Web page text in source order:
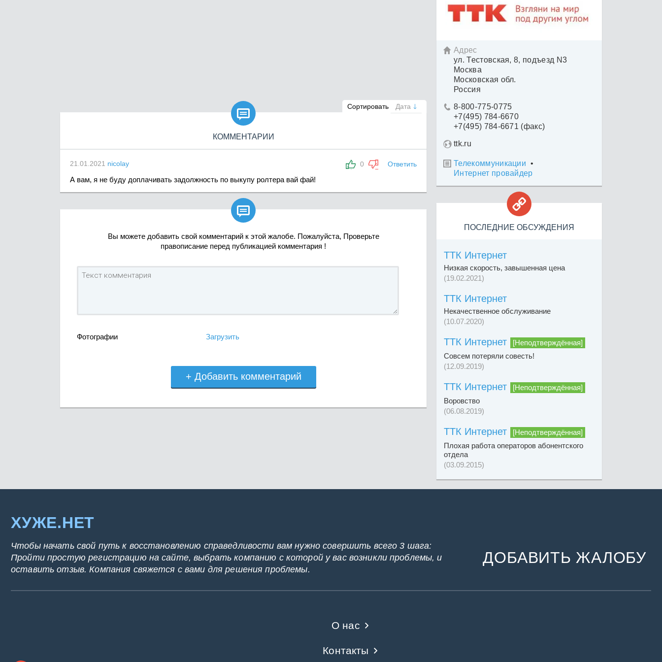
Сортировать Дата

КОММЕНТАРИИ
0 Ответить
21.01.2021 nicolay
А вам, я не буду доплачивать задолжность по выкупу ролтера вай фай!

Вы можете добавить свой комментарий к этой жалобе. Пожалуйста, Проверьте
правописание перед публикацией комментария !
Фотографии Загрузить
+ Добавить комментарий
 Адрес
ул. Тестовская, 8, подъезд N3
Москва
Московская обл.
Россия
 8-800-775-0775
+7(495) 784-6670
+7(495) 784-6671 (факс)
ttk.ru
 Телекоммуникации •
Интернет провайдер

ПОСЛЕДНИЕ ОБСУЖДЕНИЯ
ТТК Интернет
Низкая скорость, завышенная цена
(19.02.2021)
ТТК Интернет
Некачественное обслуживание
(10.07.2020)
ТТК Интернет
[Неподтверждённая]
Совсем потеряли совесть!
(12.09.2019)
ТТК Интернет
[Неподтверждённая]
Воровство
(06.08.2019)
ТТК Интернет
[Неподтверждённая]
Плохая работа операторов абонентского
отдела
(03.09.2015)
ХУЖЕ.НЕТ
Чтобы начать свой путь к восстановлению справедливости вам нужно совершить всего 3 шага:
Пройти простую регистрацию на сайте, выбрать компанию с которой у вас возникли проблемы, и
оставить отзыв. Компания свяжется с вами для решения проблемы.
ДОБАВИТЬ ЖАЛОБУ
О нас
Контакты